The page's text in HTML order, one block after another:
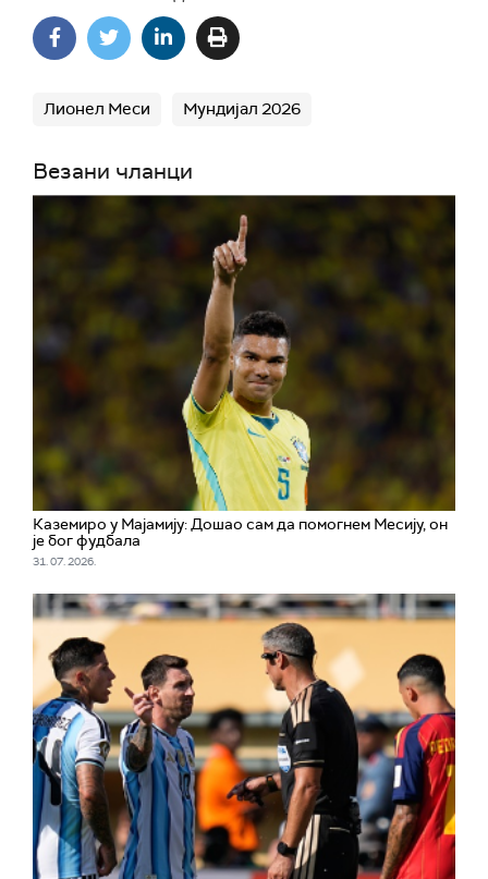
Лионел Меси Мундијал 2026
Везани чланци
Каземиро у Мајамију: Дошао сам да помогнем Месију, он
је бог фудбала
31. 07. 2026.